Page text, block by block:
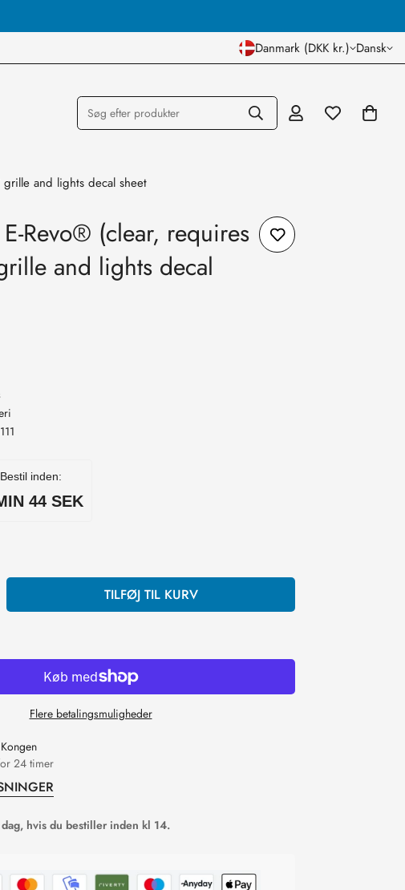
Danmark (DKK kr.) Dansk
Søg efter produkter
and lights decal sheet
Revo® (clear, requires
and lights decal
inden:
43 SEK
TILFØJ TIL KURV
Flere betalingsmuligheder
24 timer
hvis du bestiller inden kl 14.